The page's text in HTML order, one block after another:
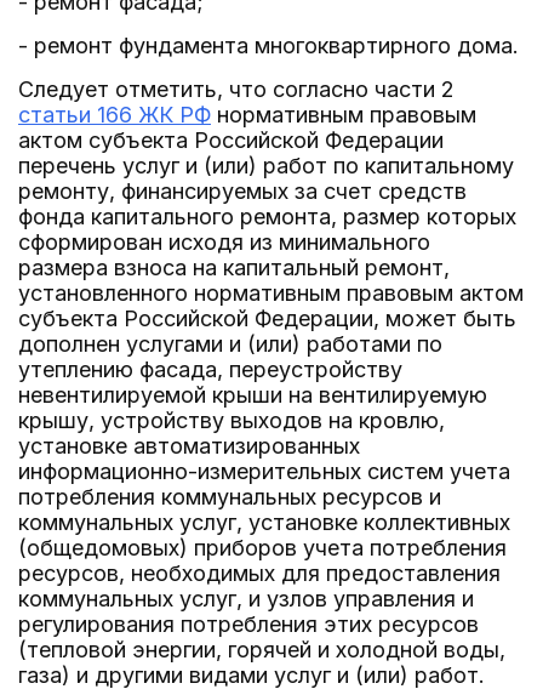
- ремонт фундамента многоквартирного дома.
Следует отметить, что согласно части 2
статьи 166 ЖК РФ нормативным правовым
актом субъекта Российской Федерации
перечень услуг и (или) работ по капитальному
ремонту, финансируемых за счет средств
фонда капитального ремонта, размер которых
сформирован исходя из минимального
размера взноса на капитальный ремонт,
установленного нормативным правовым актом
субъекта Российской Федерации, может быть
дополнен услугами и (или) работами по
утеплению фасада, переустройству
невентилируемой крыши на вентилируемую
крышу, устройству выходов на кровлю,
установке автоматизированных
информационно-измерительных систем учета
потребления коммунальных ресурсов и
коммунальных услуг, установке коллективных
(общедомовых) приборов учета потребления
ресурсов, необходимых для предоставления
коммунальных услуг, и узлов управления и
регулирования потребления этих ресурсов
(тепловой энергии, горячей и холодной воды,
газа) и другими видами услуг и (или) работ.